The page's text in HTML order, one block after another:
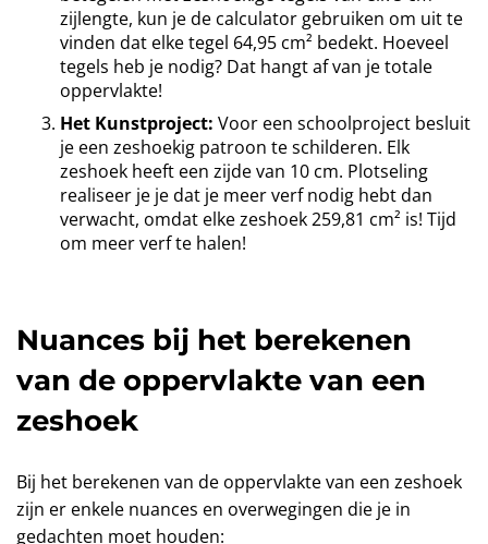
zijlengte, kun je de calculator gebruiken om uit te
vinden dat elke tegel 64,95 cm² bedekt. Hoeveel
tegels heb je nodig? Dat hangt af van je totale
oppervlakte!
Het Kunstproject: Voor een schoolproject besluit
je een zeshoekig patroon te schilderen. Elk
zeshoek heeft een zijde van 10 cm. Plotseling
realiseer je je dat je meer verf nodig hebt dan
verwacht, omdat elke zeshoek 259,81 cm² is! Tijd
om meer verf te halen!
Nuances bij het berekenen
van de oppervlakte van een
zeshoek
Bij het berekenen van de oppervlakte van een zeshoek
zijn er enkele nuances en overwegingen die je in
gedachten moet houden: